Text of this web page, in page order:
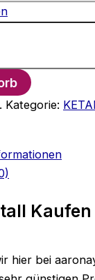
Kategorie:
Kaufen
hier bei